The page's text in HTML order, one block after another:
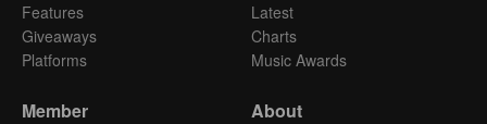
Features
Giveaways
Platforms
Latest
Charts
Music Awards
Member About